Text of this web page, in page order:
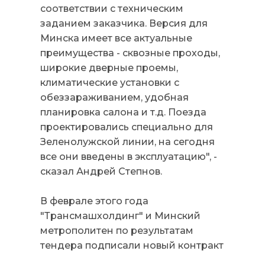
соответствии с техническим
заданием заказчика. Версия для
Минска имеет все актуальные
преимущества - сквозные проходы,
широкие дверные проемы,
климатические установки с
обеззараживанием, удобная
планировка салона и т.д. Поезда
проектировались специально для
Зеленолужской линии, на сегодня
все они введены в эксплуатацию", -
сказал Андрей Степнов.
В феврале этого года
"Трансмашхолдинг" и Минский
метрополитен по результатам
тендера подписали новый контракт